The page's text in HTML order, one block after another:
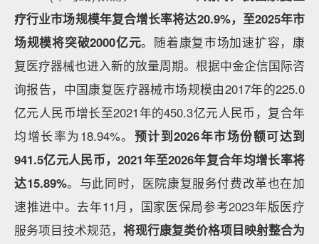
疗行业市场规模年复合增长率将达20.9%，至2025年市
场规模将突破2000亿元。随着康复市场加速扩容，康
复医疗器械也进入新的放量周期。根据中金企信国际咨
询报告，中国康复医疗器械市场规模由2017年的225.0
亿元人民币增长至2021年的450.3亿元人民币，复合年
均增长率为18.94%。 预计到2026年市场份额可达到
941.5亿元人民币，2021年至2026年复合年均增长率将
达15.89%。与此同时，医院康复服务付费改革也在加
速推进中。去年11月，国家医保局参考2023年版医疗
服务项目技术规范， 将现行康复类价格项目映射整合为